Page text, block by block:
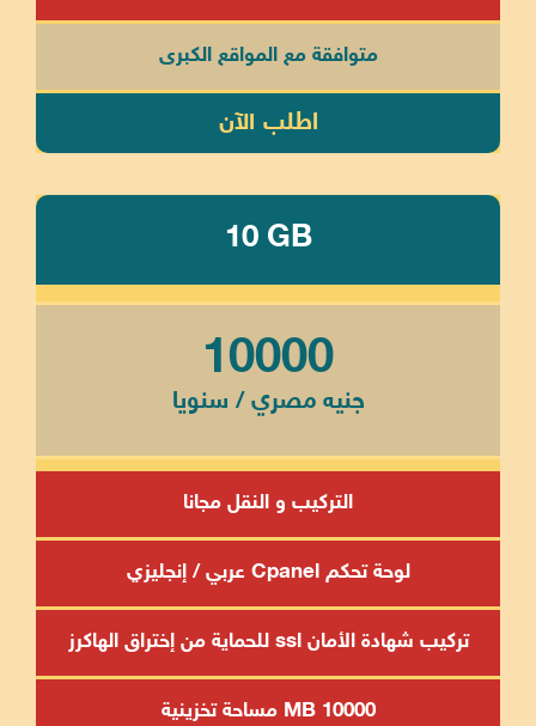
متوافقة مع المواقع الكبرى
اطلب الآن
10 GB
10000
جنيه مصري / سنويا
التركيب و النقل مجانا
لوحة تحكم Cpanel عربي / إنجليزي
تركيب شهادة الأمان ssl للحماية من إختراق الهاكرز
10000 MB مساحة تخزينية